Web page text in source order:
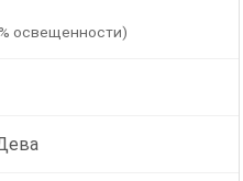
освещенности)